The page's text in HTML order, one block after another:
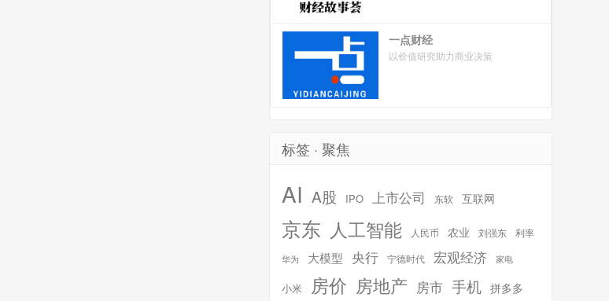
一点财经
以价值研究助力商业决策
标签 · 聚焦
AI A股 IPO 上市公司 东软 互联网
京东 人工智能 人民币 农业 刘强东 利率
华为 大模型 央行 宁德时代 宏观经济 家电
小米 房价 房地产 房市 手机 拼多多